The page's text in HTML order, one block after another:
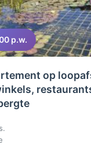
p.w.
op